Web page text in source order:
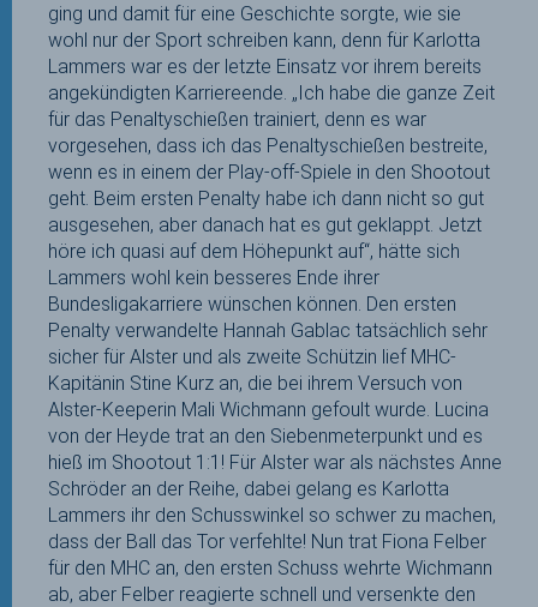
ging und damit für eine Geschichte sorgte, wie sie
wohl nur der Sport schreiben kann, denn für Karlotta
Lammers war es der letzte Einsatz vor ihrem bereits
angekündigten Karriereende. „Ich habe die ganze Zeit
für das Penaltyschießen trainiert, denn es war
vorgesehen, dass ich das Penaltyschießen bestreite,
wenn es in einem der Play-off-Spiele in den Shootout
geht. Beim ersten Penalty habe ich dann nicht so gut
ausgesehen, aber danach hat es gut geklappt. Jetzt
höre ich quasi auf dem Höhepunkt auf“, hätte sich
Lammers wohl kein besseres Ende ihrer
Bundesligakarriere wünschen können. Den ersten
Penalty verwandelte Hannah Gablac tatsächlich sehr
sicher für Alster und als zweite Schützin lief MHC-
Kapitänin Stine Kurz an, die bei ihrem Versuch von
Alster-Keeperin Mali Wichmann gefoult wurde. Lucina
von der Heyde trat an den Siebenmeterpunkt und es
hieß im Shootout 1:1! Für Alster war als nächstes Anne
Schröder an der Reihe, dabei gelang es Karlotta
Lammers ihr den Schusswinkel so schwer zu machen,
dass der Ball das Tor verfehlte! Nun trat Fiona Felber
für den MHC an, den ersten Schuss wehrte Wichmann
ab, aber Felber reagierte schnell und versenkte den